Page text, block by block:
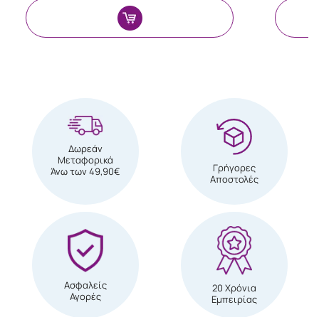
Δωρεάν
Μεταφορικά
Άνω των 49,90€
Γρήγορες
Αποστολές
Ασφαλείς
Αγορές
20 Χρόνια
Εμπειρίας